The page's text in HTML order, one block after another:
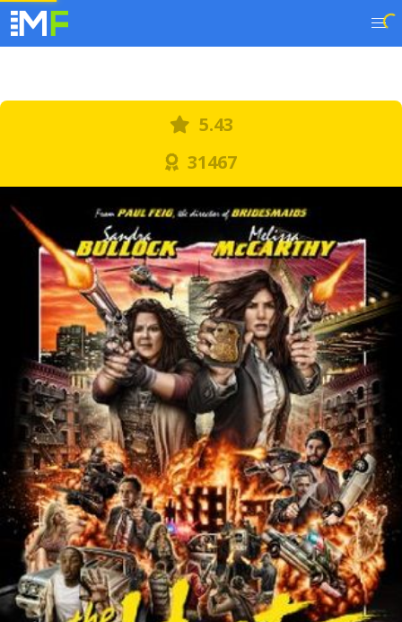
5.43
31467